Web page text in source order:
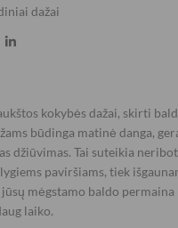
dažai
kokybės dažai, skirti
būdinga matinė danga,
džiūvimas. Tai suteikia
paviršiams, tiek
mėgstamo baldo
laiko.